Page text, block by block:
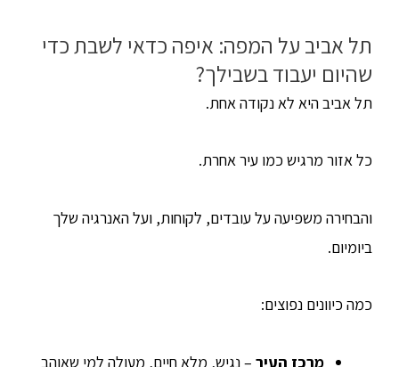
תל אביב על המפה: איפה כדאי לשבת כדי
שהיום יעבוד בשבילך?
תל אביב היא לא נקודה אחת.
כל אזור מרגיש כמו עיר אחרת.
והבחירה משפיעה על עובדים, לקוחות, ועל האנרגיה שלך
ביומיום.
כמה כיוונים נפוצים:
מרכז העיר – נגיש, מלא חיים, מעולה למי שאוהב